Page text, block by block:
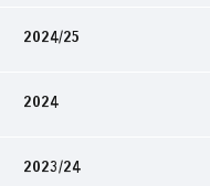
2024/25
2024
2023/24